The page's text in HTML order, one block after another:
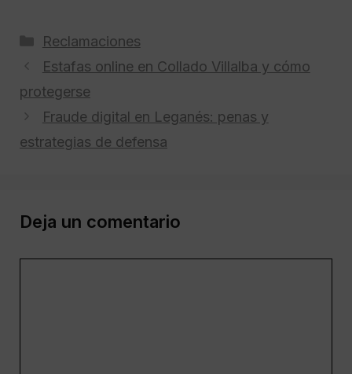
Categorías
Reclamaciones
Estafas online en Collado Villalba y cómo
protegerse
Fraude digital en Leganés: penas y
estrategias de defensa
Deja un comentario